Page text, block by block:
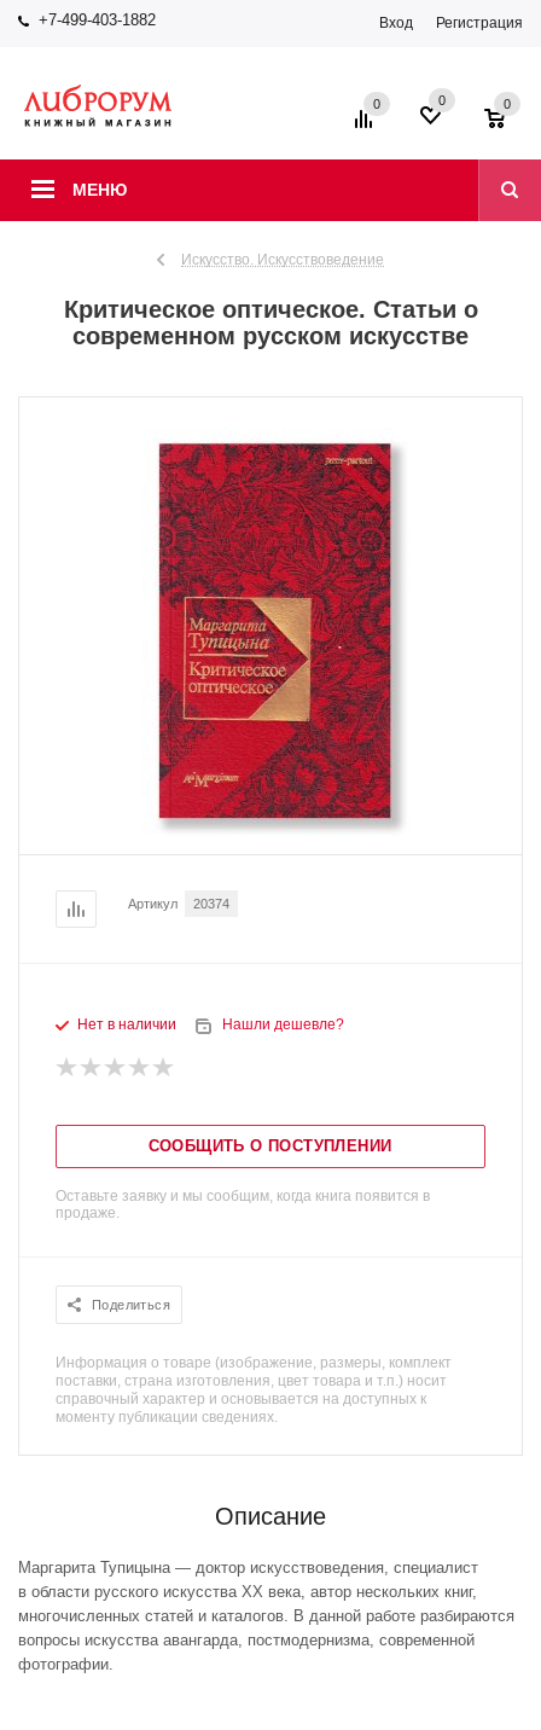
+7-499-403-1882 Вход Регистрация
МЕНЮ
0 0 0
Искусство. Искусствоведение
Критическое оптическое. Статьи о
современном русском искусстве
Артикул 20374
Нет в наличии Нашли дешевле?
СООБЩИТЬ О ПОСТУПЛЕНИИ
Оставьте заявку и мы сообщим, когда книга появится в
продаже.
Поделиться
Информация о товаре (изображение, размеры, комплект
поставки, страна изготовления, цвет товара и т.п.) носит
справочный характер и основывается на доступных к
моменту публикации сведениях.
Описание
Маргарита Тупицына — доктор искусствоведения, специалист
в области русского искусства XX века, автор нескольких книг,
многочисленных статей и каталогов. В данной работе разбираются
вопросы искусства авангарда, постмодернизма, современной
фотографии.